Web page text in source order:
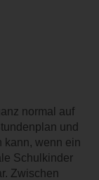
normal auf
und
kann, wenn ein
Schulkinder
Zwischen